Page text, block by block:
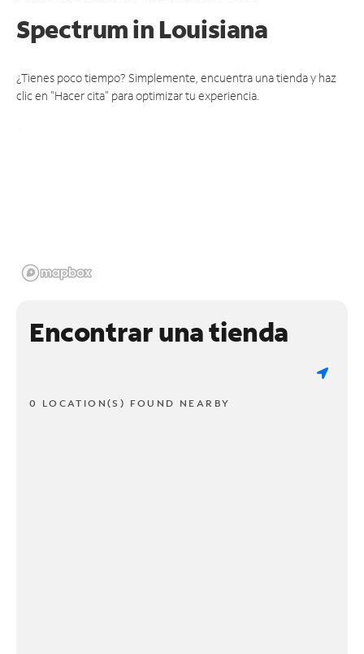
Spectrumin Louisiana
¿Tienes poco tiempo? Simplemente, encuentra una tienda y haz
clic en "Hacer cita" para optimizar tu experiencia.
Encontrar una tienda
0 LOCATION(S) FOUND NEARBY